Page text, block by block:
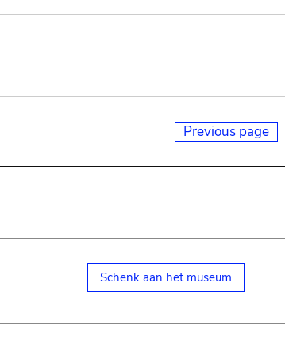
Previous page
Schenk aan het museum